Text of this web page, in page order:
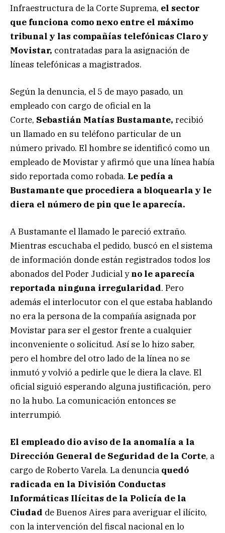
Infraestructura de la Corte Suprema, el sector
que funciona como nexo entre el máximo
tribunal y las compañías telefónicas Claro y
Movistar, contratadas para la asignación de
líneas telefónicas a magistrados.
Según la denuncia, el 5 de mayo pasado, un
empleado con cargo de oficial en la
Corte, Sebastián Matías Bustamante, recibió
un llamado en su teléfono particular de un
número privado. El hombre se identificó como un
empleado de Movistar y afirmó que una línea había
sido reportada como robada. Le pedía a
Bustamante que procediera a bloquearla y le
diera el número de pin que le aparecía.
A Bustamante el llamado le pareció extraño.
Mientras escuchaba el pedido, buscó en el sistema
de información donde están registrados todos los
abonados del Poder Judicial yno le aparecía
reportada ninguna irregularidad. Pero
además el interlocutor con el que estaba hablando
no era la persona de la compañía asignada por
Movistar para ser el gestor frente a cualquier
inconveniente o solicitud. Así se lo hizo saber,
pero el hombre del otro lado de la línea no se
inmutó y volvió a pedirle que le diera la clave. El
oficial siguió esperando alguna justificación, pero
no la hubo. La comunicación entonces se
interrumpió.
El empleado dio aviso de la anomalía a la
Dirección General de Seguridad de la Corte, a
cargo de Roberto Varela. La denuncia quedó
radicada en la División Conductas
Informáticas Ilícitas de la Policía de la
Ciudad de Buenos Aires para averiguar el ilícito,
con la intervención del fiscal nacional en lo